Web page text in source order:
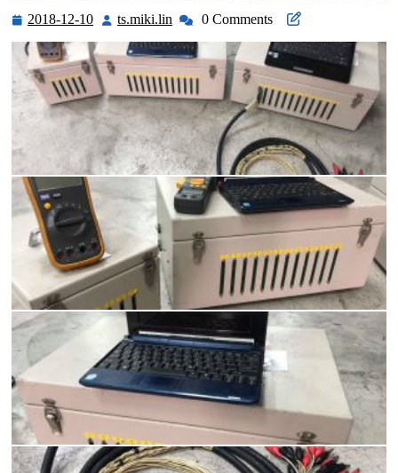
2018-12-10 2018-
12-
10
ts.miki.lin ts.miki.lin
0 Comments